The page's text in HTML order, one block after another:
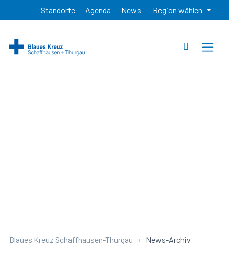
Standorte Agenda News Region wählen
Blaues Kreuz Schaffhausen-Thurgau News-Archiv